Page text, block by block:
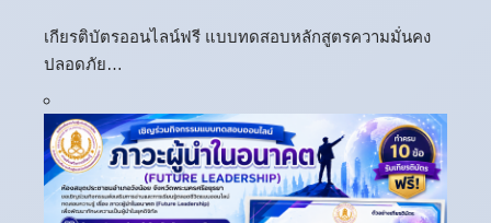
เกียรติบัตรออนไลน์ฟรี แบบทดสอบหลักสูตรความมั่นคง
ปลอดภัย…